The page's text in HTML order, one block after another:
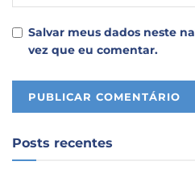
Salvar meus dados neste
vez que eu comentar.
Posts recentes